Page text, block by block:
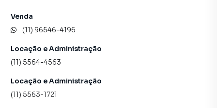
Venda
(11) 96546-4196
Locação e Administração
(11) 5564-4563
Locação e Administração
(11) 5563-1721